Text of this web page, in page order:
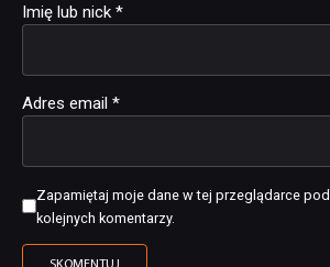
Imię lub nick *
Adres email *
Zapamiętaj moje dane w tej przeglądarce
kolejnych komentarzy.